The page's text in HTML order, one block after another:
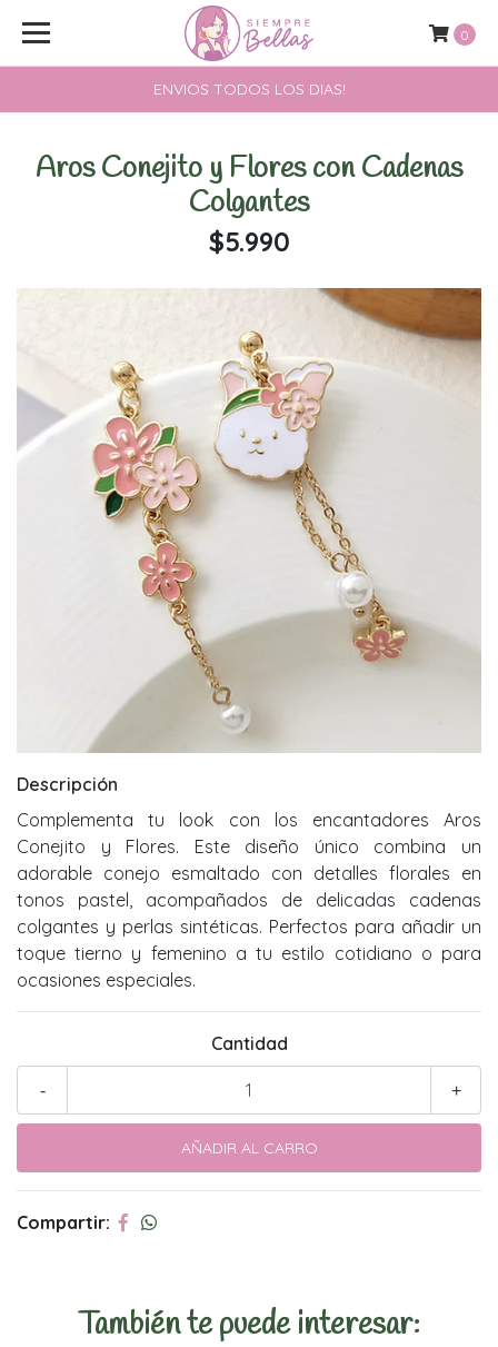
ENVIOS TODOS LOS DIAS!
0
Aros Conejito y Flores con Cadenas
Colgantes
$5.990
Descripción
Complementa tu look con los encantadores Aros
Conejito y Flores. Este diseño único combina un
adorable conejo esmaltado con detalles florales en
tonos pastel, acompañados de delicadas cadenas
colgantes y perlas sintéticas. Perfectos para añadir un
toque tierno y femenino a tu estilo cotidiano o para
ocasiones especiales.
Cantidad
+
-
Compartir:
También te puede interesar: